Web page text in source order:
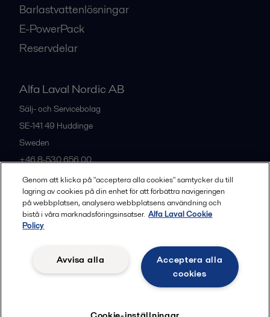
Barlastvattenlösningar
E-PowerPack
Reservdelar
Alfa Laval Nordic AB
Sälj- och Servicebolag
SE-141 49 Huddinge
Sweden
+46 8-530 656 00
Alla kontor och partners
Legal terms and conditions
Community guidelines
Genom att klicka på "acceptera alla cookies" samtycker du till
lagring av cookies på din enhet för att förbättra navigeringen
på webbplatsen, analysera webbplatsens användning och
bistå i våra marknadsföringsinsatser. Alfa Laval Cookie
Policy
Acceptera alla
cookies
Avvisa alla